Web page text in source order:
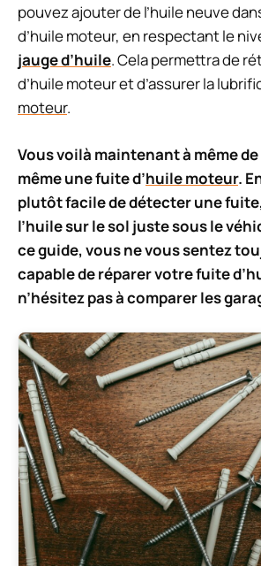
pouvez ajouter de l’huile neuve
d’huile moteur, en respectant le
jauge d’huile. Cela permettra de
d’huile moteur et d’assurer la
moteur.
Vous voilà maintenant à même
même une fuite d’huile moteur.
plutôt facile de détecter une
l’huile sur le sol juste sous le
ce guide, vous ne vous sentez
capable de réparer votre fuite
n’hésitez pas à comparer les